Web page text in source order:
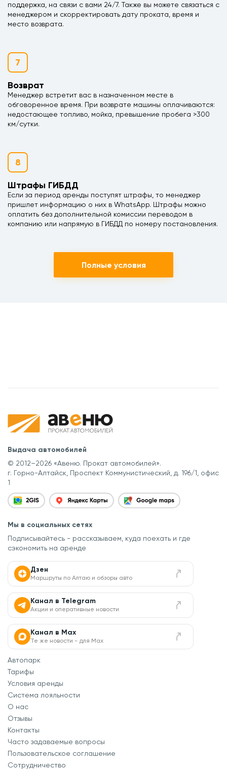
поддержка, на связи с вами 24/7. Также вы можете связаться с
менеджером и скорректировать дату проката, время и
место возврата.
7
Возврат
Менеджер встретит вас в назначенном месте в
обговоренное время. При возврате машины оплачиваются:
недостающее топливо, мойка, превышение пробега >300
км/сутки.
8
Штрафы ГИБДД
Если за период аренды поступят штрафы, то менеджер
пришлет информацию о них в WhatsApp. Штрафы можно
оплатить без дополнительной комиссии переводом в
компанию или напрямую в ГИБДД по номеру постановления.
Полные условия
Выдача автомобилей
© 2012–2026 «Авеню. Прокат автомобилей».
г. Горно-Алтайск, Проспект Коммунистический, д. 196/1, офис
1
Мы в социальных сетях
Подписывайтесь - рассказываем, куда поехать и где
сэкономить на аренде
Дзен
Маршруты по Алтаю и обзоры авто
Канал в Telegram
Акции и оперативные новости
Канал в Max
Те же новости - для Max
Автопарк
Тарифы
Условия аренды
Система лояльности
О нас
Отзывы
Контакты
Часто задаваемые вопросы
Пользовательское соглашение
Сотрудничество